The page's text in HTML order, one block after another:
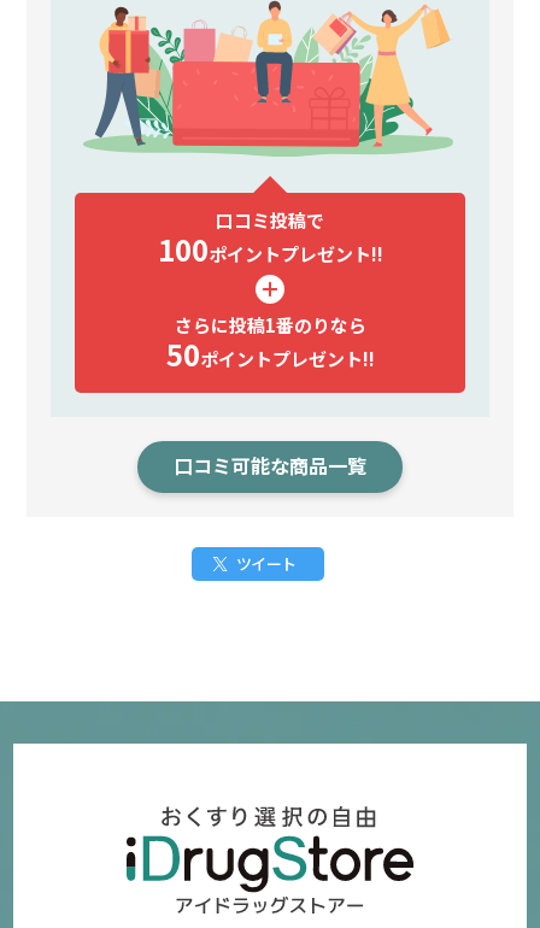
口コミ投稿で
100ポイントプレゼント!!
さらに投稿1番のりなら
50ポイントプレゼント!!
口コミ可能な商品一覧
ツイート